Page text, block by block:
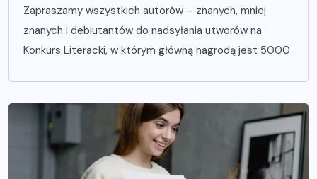
Zapraszamy wszystkich autorów – znanych, mniej
znanych i debiutantów do nadsyłania utworów na
Konkurs Literacki, w którym główną nagrodą jest 5000